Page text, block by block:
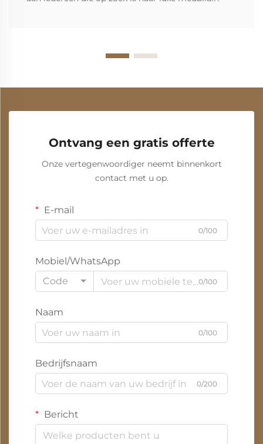
Ontvang een gratis offerte
Onze vertegenwoordiger neemt binnenkort
contact met u op.
E-mail
0/100
Mobiel/WhatsApp
Code
0/100
Naam
0/100
Bedrijfsnaam
0/200
Bericht